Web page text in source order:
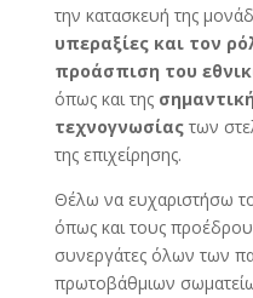
την κατασκευή της
υπεραξίες και τον
προάσπιση του
όπως και της
τεχνογνωσίαςτων
της επιχείρησης.
Θέλω να ευχαριστήσω
όπως και τους
συνεργάτες όλων των
πρωτοβάθμιων